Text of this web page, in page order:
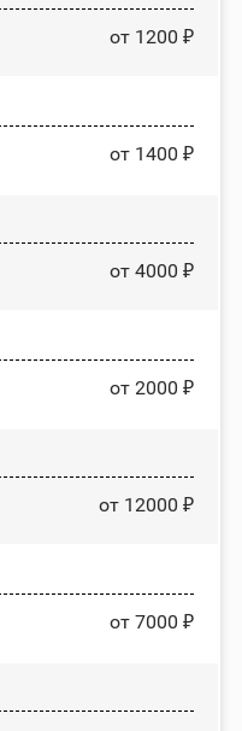
от 1200 ₽
от 1400 ₽
от 4000 ₽
от 2000 ₽
от 12000 ₽
от 7000 ₽